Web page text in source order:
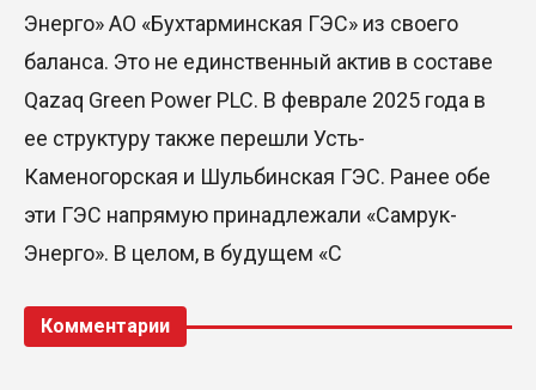
Энерго» АО «Бухтарминская ГЭС» из своего
баланса. Это не единственный актив в составе
Qazaq Green Power PLC. В феврале 2025 года в
ее структуру также перешли Усть-
Каменогорская и Шульбинская ГЭС. Ранее обе
эти ГЭС напрямую принадлежали «Самрук-
Энерго». В целом, в будущем «С
Комментарии